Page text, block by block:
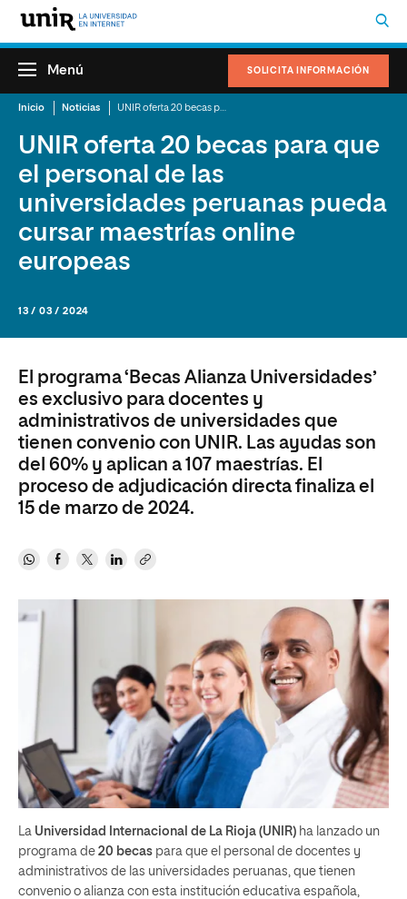
SOLICITA INFORMACIÓN
Menú
Inicio Noticias
UNIR oferta 20 becas para que
el personal de las
universidades peruanas pueda
cursar maestrías online
europeas
13 / 03 / 2024
El programa ‘Becas Alianza Universidades’
es exclusivo para docentes y
administrativos de universidades que
tienen convenio con UNIR. Las ayudas son
del 60% y aplican a 107 maestrías. El
proceso de adjudicación directa finaliza el
15 de marzo de 2024.
La Universidad Internacional de La Rioja (UNIR) ha lanzado un
programa de 20 becas para que el personal de docentes y
administrativos de las universidades peruanas, que tienen
convenio o alianza con esta institución educativa española,